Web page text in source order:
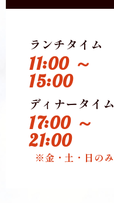
ランチタイム
11:00 ～
15:00
ディナータイム
17:00 ～
21:00
※金・土・日のみ